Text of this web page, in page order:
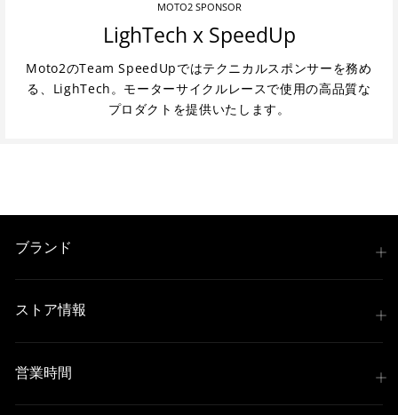
MOTO2 SPONSOR
LighTech x SpeedUp
Moto2のTeam SpeedUpではテクニカルスポンサーを務め
る、LighTech。モーターサイクルレースで使用の高品質な
プロダクトを提供いたします。
ブランド
ストア情報
営業時間